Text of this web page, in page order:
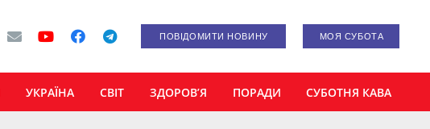
ПОВІДОМИТИ НОВИНУ МОЯ СУБОТА
УКРАЇНА СВІТ ЗДОРОВ’Я ПОРАДИ СУБОТНЯ КАВА